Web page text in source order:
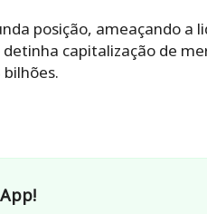
posição, ameaçando a
capitalização de